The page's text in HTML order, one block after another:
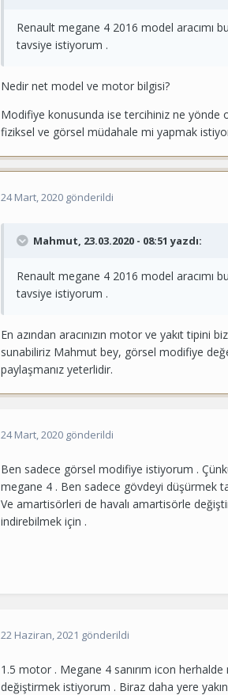
Renault megane 4 2016 model aracımı
tavsiye istiyorum .
Nedir net model ve motor bilgisi?
Modifiye konusunda ise tercihiniz ne
fiziksel ve görsel müdahale mi yapmak
24 Mart, 2020gönderildi
Mahmut , 23.03.2020 - 08:51 yazdı:
Renault megane 4 2016 model aracımı
tavsiye istiyorum .
En azından aracınızın motor ve yakıt tipini
sunabiliriz Mahmut bey, görsel modifiye
paylaşmanız yeterlidir.
24 Mart, 2020gönderildi
Ben sadece görsel modifiye istiyorum .
megane 4 . Ben sadece gövdeyi düşürmek
Ve amartisörleri de havalı amartisörle
indirebilmek için .
22 Haziran, 2021 gönderildi
1.5 motor . Megane 4 sanırım icon
değiştirmek istiyorum . Biraz daha yere